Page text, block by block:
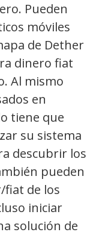
Pueden
móviles
de Dether
dinero fiat
Al mismo
en
tiene que
su sistema
descubrir los
pueden
fiat de los
iniciar
solución de